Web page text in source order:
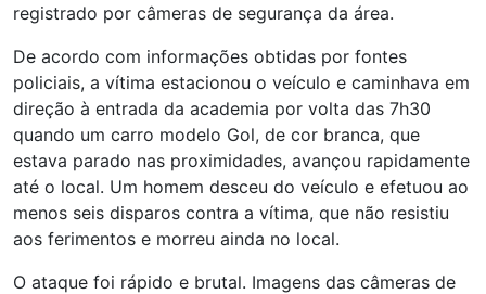
registrado por câmeras de segurança da área.
De acordo com informações obtidas por fontes
policiais, a vítima estacionou o veículo e caminhava em
direção à entrada da academia por volta das 7h30
quando um carro modelo Gol, de cor branca, que
estava parado nas proximidades, avançou rapidamente
até o local. Um homem desceu do veículo e efetuou ao
menos seis disparos contra a vítima, que não resistiu
aos ferimentos e morreu ainda no local.
O ataque foi rápido e brutal. Imagens das câmeras de